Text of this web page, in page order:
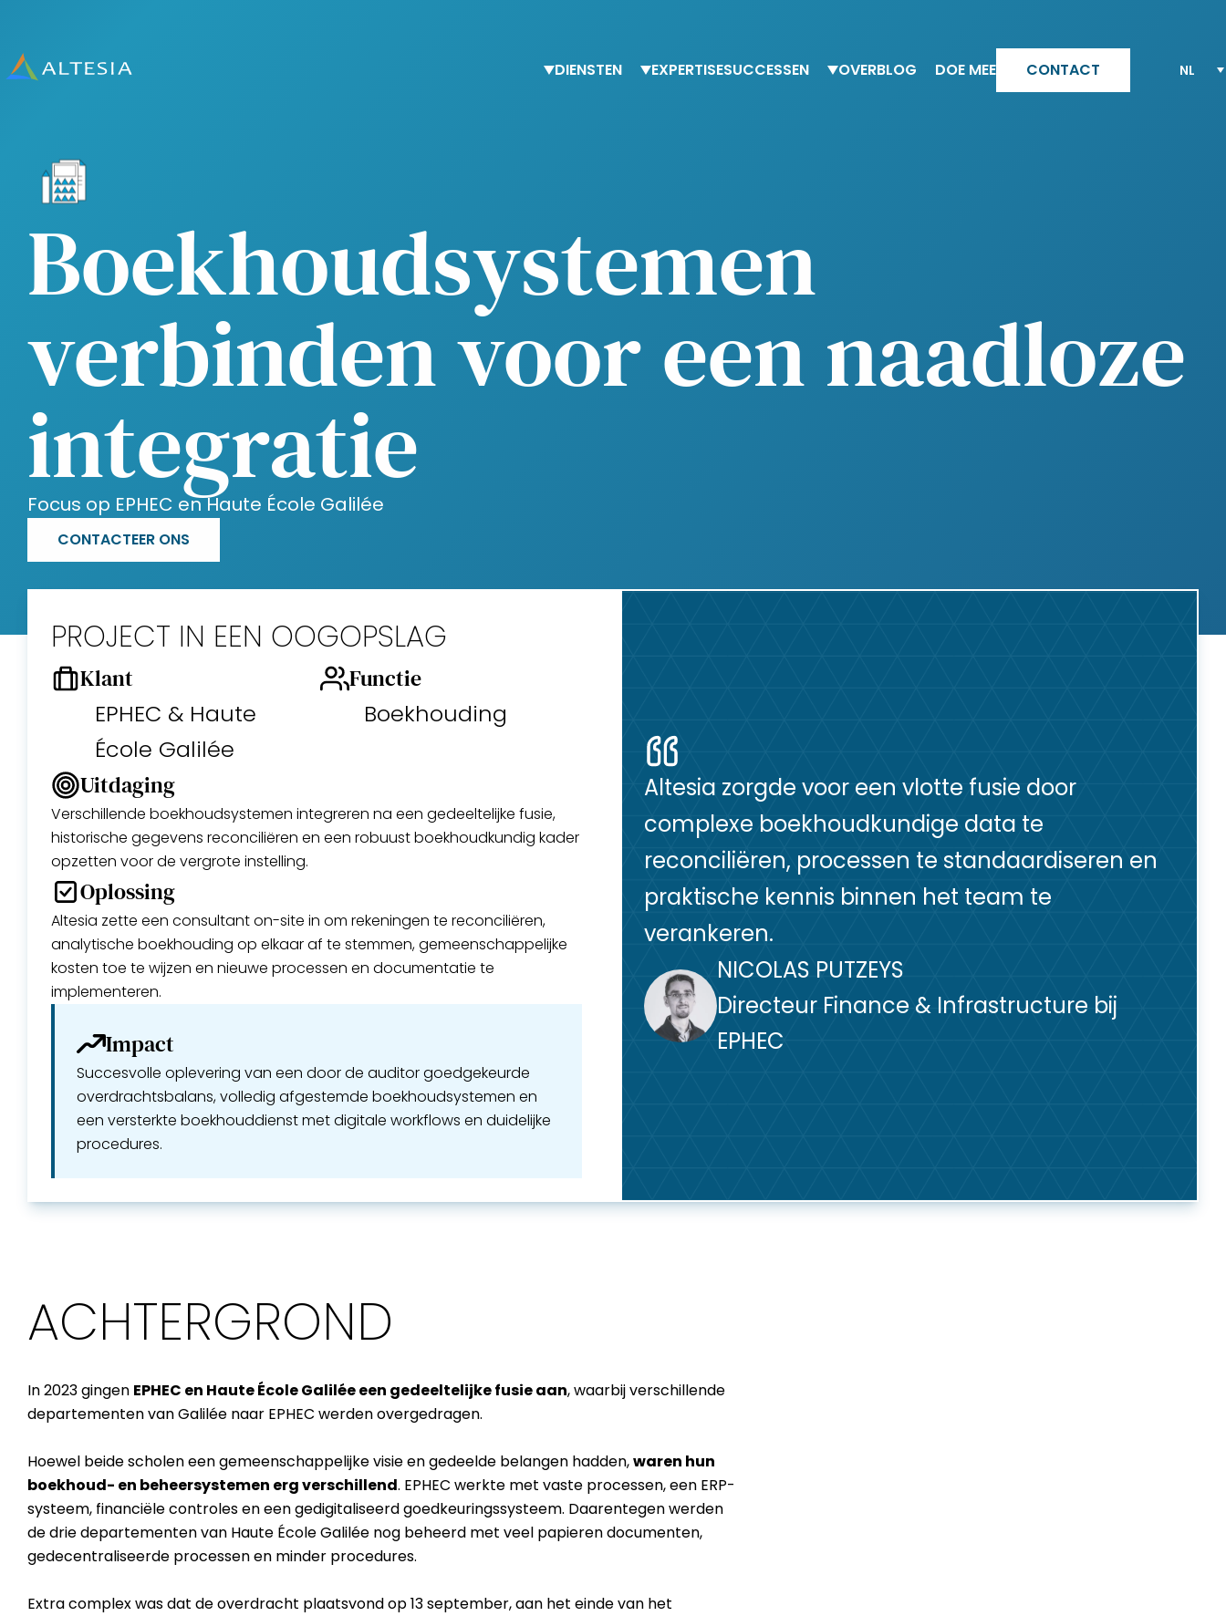
Altesia DIENSTEN EXPERTISESUCCESSEN OVERBLOG DOE MEE CONTACT
Boekhoudsystemen
verbinden voor een naadloze
integratie
Focus op EPHEC en Haute École Galilée
CONTACTEER ONS
PROJECT IN EEN OOGOPSLAG
Klant
EPHEC & Haute
École Galilée
Functie
Boekhouding
Uitdaging
Verschillende boekhoudsystemen integreren na een gedeeltelijke fusie,
historische gegevens reconciliëren en een robuust boekhoudkundig kader
opzetten voor de vergrote instelling.
Oplossing
Altesia zette een consultant on-site in om rekeningen te reconciliëren,
analytische boekhouding op elkaar af te stemmen, gemeenschappelijke
kosten toe te wijzen en nieuwe processen en documentatie te
implementeren.
Impact
Succesvolle oplevering van een door de auditor goedgekeurde
overdrachtsbalans, volledig afgestemde boekhoudsystemen en
een versterkte boekhouddienst met digitale workflows en duidelijke
procedures.
Altesia zorgde voor een vlotte fusie door
complexe boekhoudkundige data te
reconciliëren, processen te standaardiseren en
praktische kennis binnen het team te
verankeren.
NICOLAS PUTZEYS
Directeur Finance & Infrastructure bij
EPHEC
ACHTERGROND
In 2023 gingen EPHEC en Haute École Galilée een gedeeltelijke fusie aan, waarbij verschillende
departementen van Galilée naar EPHEC werden overgedragen.
Hoewel beide scholen een gemeenschappelijke visie en gedeelde belangen hadden,waren hun
boekhoud- en beheersystemen erg verschillend. EPHEC werkte met vaste processen, een ERP-
systeem, financiële controles en een gedigitaliseerd goedkeuringssysteem. Daarentegen werden
de drie departementen van Haute École Galilée nog beheerd met veel papieren documenten,
gedecentraliseerde processen en minder procedures.
Extra complex was dat de overdracht plaatsvond op 13 september, aan het einde van het